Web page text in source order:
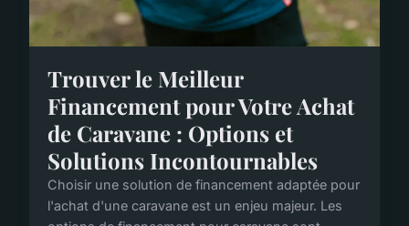
Trouver le Meilleur
Financement pour Votre Achat
de Caravane : Options et
Solutions Incontournables
Choisir une solution de financement adaptée pour
l'achat d'une caravane est un enjeu majeur. Les